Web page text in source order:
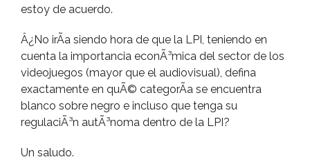
estoy de acuerdo.
Â¿No irÃ­a siendo hora de que la LPI, teniendo en
cuenta la importancia econÃ³mica del sector de los
videojuegos (mayor que el audiovisual), defina
exactamente en quÃ© categorÃ­a se encuentra
blanco sobre negro e incluso que tenga su
regulaciÃ³n autÃ³noma dentro de la LPI?
Un saludo.